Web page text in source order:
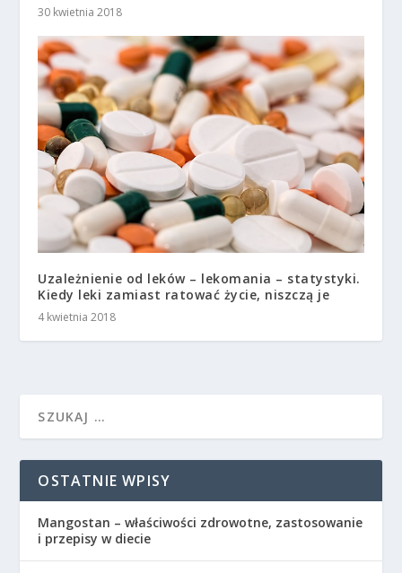
30 kwietnia 2018
Uzależnienie od leków – lekomania – statystyki.
Kiedy leki zamiast ratować życie, niszczą je
4 kwietnia 2018
OSTATNIE WPISY
Mangostan – właściwości zdrowotne, zastosowanie
i przepisy w diecie